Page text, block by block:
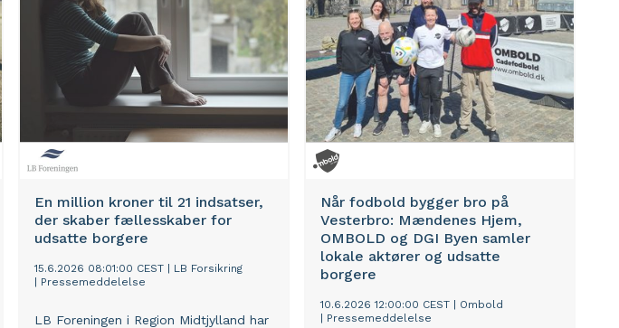
En million kroner til 21 indsatser,
der skaber fællesskaber for
udsatte borgere
15.6.2026 08:01:00 CEST
LB Forsikring
Pressemeddelelse
LB Foreningen i Region Midtjylland har
Når fodbold bygger bro på
Vesterbro: Mændenes Hjem,
OMBOLD og DGI Byen samler
lokale aktører og udsatte
borgere
10.6.2026 12:00:00 CEST
Ombold
Pressemeddelelse